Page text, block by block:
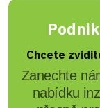
Chcete
Zanechte
nabídku